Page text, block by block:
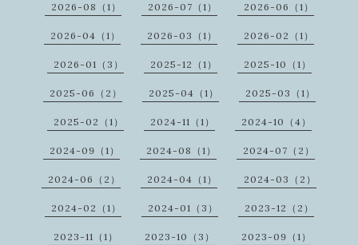
2026-08（1） 2026-07（1） 2026-06（1）
2026-04（1） 2026-03（1） 2026-02（1）
2026-01（3） 2025-12（1） 2025-10（1）
2025-06（2） 2025-04（1） 2025-03（1）
2025-02（1） 2024-11（1） 2024-10（4）
2024-09（1） 2024-08（1） 2024-07（2）
2024-06（2） 2024-04（1） 2024-03（2）
2024-02（1） 2024-01（3） 2023-12（2）
2023-11（1） 2023-10（3） 2023-09（1）